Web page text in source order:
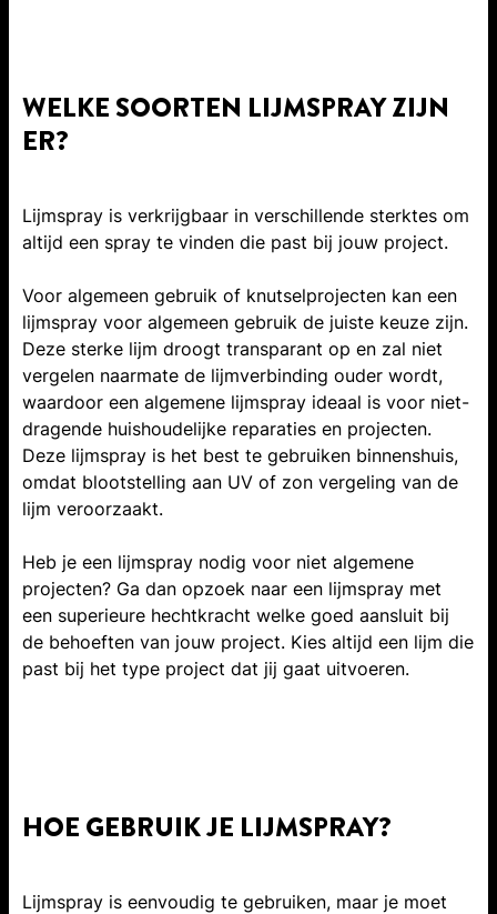
WELKE SOORTEN LIJMSPRAY ZIJN
ER?
Lijmspray is verkrijgbaar in verschillende sterktes om
altijd een spray te vinden die past bij jouw project.
Voor algemeen gebruik of knutselprojecten kan een
lijmspray voor algemeen gebruik de juiste keuze zijn.
Deze sterke lijm droogt transparant op en zal niet
vergelen naarmate de lijmverbinding ouder wordt,
waardoor een algemene lijmspray ideaal is voor niet-
dragende huishoudelijke reparaties en projecten.
Deze lijmspray is het best te gebruiken binnenshuis,
omdat blootstelling aan UV of zon vergeling van de
lijm veroorzaakt.
Heb je een lijmspray nodig voor niet algemene
projecten? Ga dan opzoek naar een lijmspray met
een superieure hechtkracht welke goed aansluit bij
de behoeften van jouw project. Kies altijd een lijm die
past bij het type project dat jij gaat uitvoeren.
HOE GEBRUIK JE LIJMSPRAY?
Lijmspray is eenvoudig te gebruiken, maar je moet